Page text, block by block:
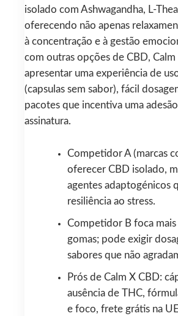
isolado com Ashwagandha, L-
oferecendo não apenas
à concentração e à gestão
com outras opções de CBD,
apresentar uma experiência de
(capsulas sem sabor), fácil
pacotes que incentiva uma
assinatura.
Competidor A (marcas
oferecer CBD isolado,
agentes adaptogénicos
resiliência ao stress.
Competidor B foca
gomas; pode exigir
sabores que não
Prós de Calm X CBD:
ausência de THC,
e foco, frete grátis na